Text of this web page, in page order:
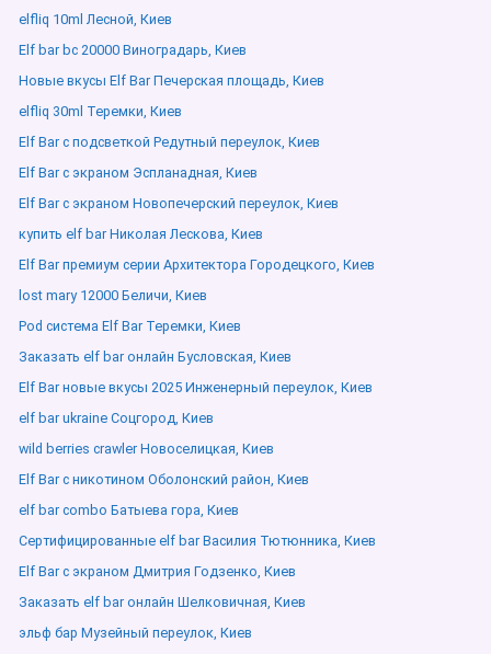
elfliq 10ml Лесной, Киев
Elf bar bc 20000 Виноградарь, Киев
Новые вкусы Elf Bar Печерская площадь, Киев
elfliq 30ml Теремки, Киев
Elf Bar с подсветкой Редутный переулок, Киев
Elf Bar с экраном Эспланадная, Киев
Elf Bar с экраном Новопечерский переулок, Киев
купить elf bar Николая Лескова, Киев
Elf Bar премиум серии Архитектора Городецкого, Киев
lost mary 12000 Беличи, Киев
Pod система Elf Bar Теремки, Киев
Заказать elf bar онлайн Бусловская, Киев
Elf Bar новые вкусы 2025 Инженерный переулок, Киев
elf bar ukraine Соцгород, Киев
wild berries crawler Новоселицкая, Киев
Elf Bar с никотином Оболонский район, Киев
elf bar combo Батыева гора, Киев
Сертифицированные elf bar Василия Тютюнника, Киев
Elf Bar с экраном Дмитрия Годзенко, Киев
Заказать elf bar онлайн Шелковичная, Киев
эльф бар Музейный переулок, Киев